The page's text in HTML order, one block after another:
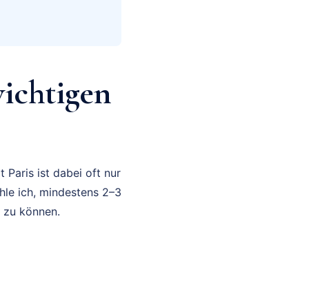
Paris ist dabei oft nur
ich, mindestens 2–3
können.